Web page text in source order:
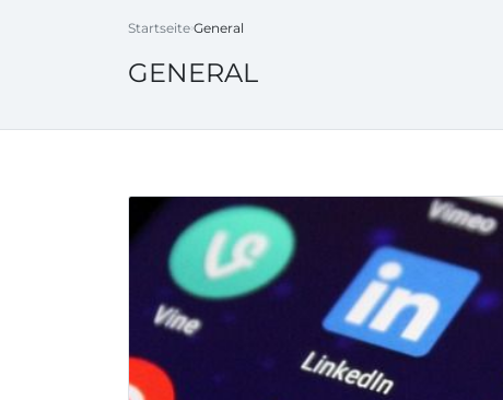
Startseite General
GENERAL